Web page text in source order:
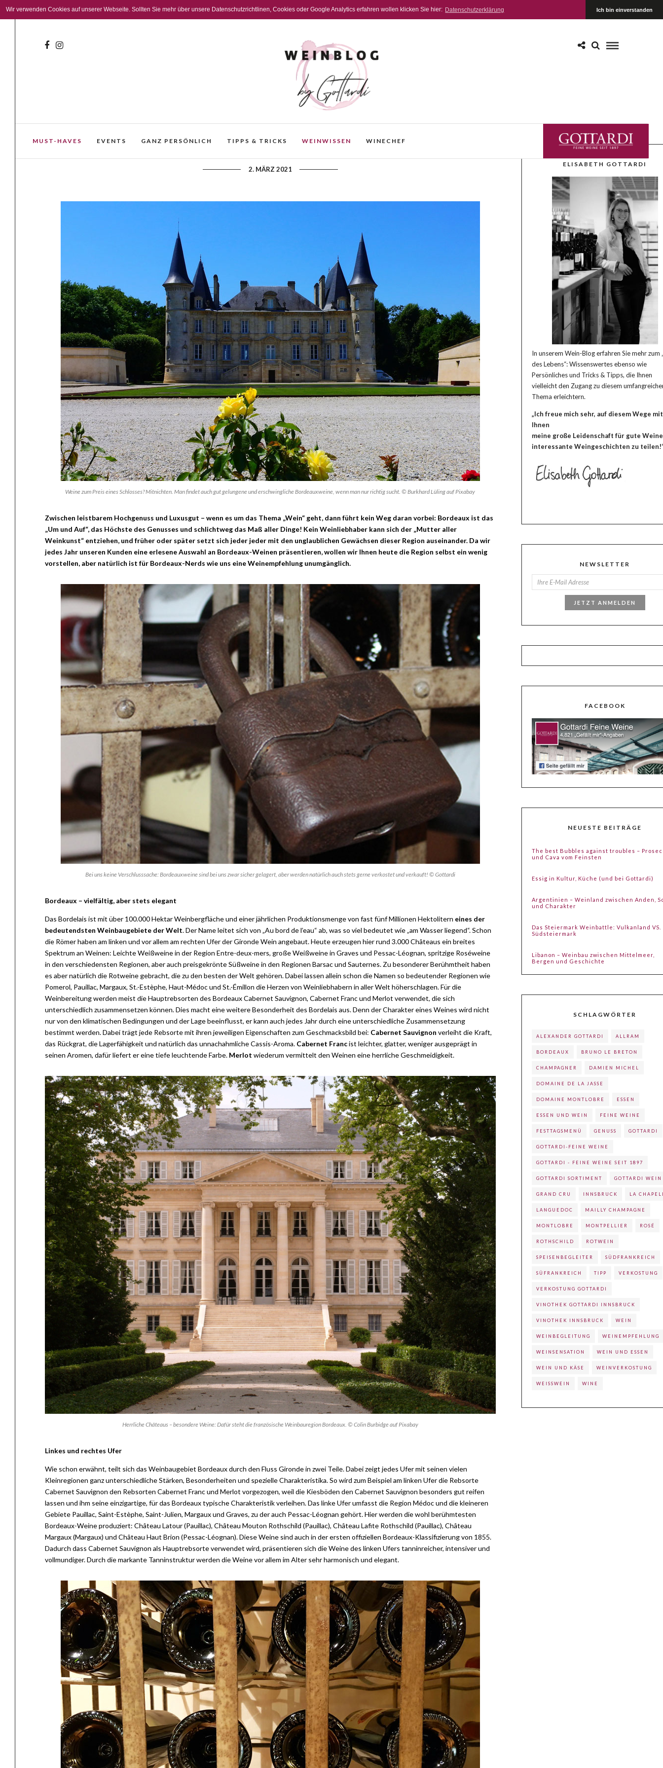
Wir verwenden Cookies auf unserer Webseite. Sollten Sie mehr über unsere Datenschutzrichtlinen, Cookies oder Google Analytics erfahren wollen klicken Sie hier: Datenschutzerklärung Ich bin einverstanden
MUST-HAVES EVENTS GANZ PERSÖNLICH TIPPS & TRICKS WEINWISSEN WINECHEF GOTTARDI FEINE WEINE
2. MÄRZ 2021
Weine zum Preis eines Schlosses? Mitnichten. Man findet auch gut gelungene und erschwingliche Bordeauxweine, wenn man nur richtig sucht. © Burkhard Lüling auf Pixabay
Zwischen leistbarem Hochgenuss und Luxusgut – wenn es um das Thema „Wein“ geht, dann führt kein Weg daran vorbei: Bordeaux ist das
„Um und Auf“, das Höchste des Genusses und schlichtweg das Maß aller Dinge! Kein Weinliebhaber kann sich der „Mutter aller
Weinkunst“ entziehen, und früher oder später setzt sich jeder jeder mit den unglaublichen Gewächsen dieser Region auseinander. Da wir
jedes Jahr unseren Kunden eine erlesene Auswahl an Bordeaux-Weinen präsentieren, wollen wir Ihnen heute die Region selbst ein wenig
vorstellen, aber natürlich ist für Bordeaux-Nerds wie uns eine Weinempfehlung unumgänglich.
Bei uns keine Verschlusssache: Bordeauxweine sind bei uns zwar sicher gelagert, aber werden natürlich auch stets gerne verkostet und verkauft! © Gottardi
Bordeaux – vielfältig, aber stets elegant
Das Bordelais ist mit über 100.000 Hektar Weinbergfläche und einer jährlichen Produktionsmenge von fast fünf Millionen Hektolitern eines der
bedeutendsten Weinbaugebiete der Welt. Der Name leitet sich von „Au bord de l’eau“ ab, was so viel bedeutet wie „am Wasser liegend“. Schon
die Römer haben am linken und vor allem am rechten Ufer der Gironde Wein angebaut. Heute erzeugen hier rund 3.000 Châteaus ein breites
Spektrum an Weinen: Leichte Weißweine in der Region Entre-deux-mers, große Weißweine in Graves und Pessac-Léognan, spritzige Roséweine
in den verschiedensten Regionen, aber auch preisgekrönte Süßweine in den Regionen Barsac und Sauternes. Zu besonderer Berühmtheit haben
es aber natürlich die Rotweine gebracht, die zu den besten der Welt gehören. Dabei lassen allein schon die Namen so bedeutender Regionen wie
Pomerol, Pauillac, Margaux, St.-Estèphe, Haut-Médoc und St.-Émillon die Herzen von Weinliebhabern in aller Welt höherschlagen. Für die
Weinbereitung werden meist die Hauptrebsorten des Bordeaux Cabernet Sauvignon, Cabernet Franc und Merlot verwendet, die sich
unterschiedlich zusammensetzen können. Dies macht eine weitere Besonderheit des Bordelais aus. Denn der Charakter eines Weines wird nicht
nur von den klimatischen Bedingungen und der Lage beeinflusst, er kann auch jedes Jahr durch eine unterschiedliche Zusammensetzung
bestimmt werden. Dabei trägt jede Rebsorte mit ihren jeweiligen Eigenschaften zum Geschmacksbild bei: Cabernet Sauvignon verleiht die Kraft,
das Rückgrat, die Lagerfähigkeit und natürlich das unnachahmliche Cassis-Aroma. Cabernet Francist leichter, glatter, weniger ausgeprägt in
seinen Aromen, dafür liefert er eine tiefe leuchtende Farbe. Merlot wiederum vermittelt den Weinen eine herrliche Geschmeidigkeit.
Herrliche Châteaus – besondere Weine: Dafür steht die französische Weinbauregion Bordeaux. © Colin Burbidge auf Pixabay
Linkes und rechtes Ufer
Wie schon erwähnt, teilt sich das Weinbaugebiet Bordeaux durch den Fluss Gironde in zwei Teile. Dabei zeigt jedes Ufer mit seinen vielen
Kleinregionen ganz unterschiedliche Stärken, Besonderheiten und spezielle Charakteristika. So wird zum Beispiel am linken Ufer die Rebsorte
Cabernet Sauvignon den Rebsorten Cabernet Franc und Merlot vorgezogen, weil die Kiesböden den Cabernet Sauvignon besonders gut reifen
lassen und ihm seine einzigartige, für das Bordeaux typische Charakteristik verleihen. Das linke Ufer umfasst die Region Médoc und die kleineren
Gebiete Pauillac, Saint-Estèphe, Saint-Julien, Margaux und Graves, zu der auch Pessac-Léognan gehört. Hier werden die wohl berühmtesten
Bordeaux-Weine produziert: Château Latour (Pauillac), Château Mouton Rothschild (Pauillac), Château Lafite Rothschild (Pauillac), Château
Margaux (Margaux) und Château Haut Brion (Pessac-Léognan). Diese Weine sind auch in der ersten offiziellen Bordeaux-Klassifizierung von 1855.
Dadurch dass Cabernet Sauvignon als Hauptrebsorte verwendet wird, präsentieren sich die Weine des linken Ufers tanninreicher, intensiver und
vollmundiger. Durch die markante Tanninstruktur werden die Weine vor allem im Alter sehr harmonisch und elegant.
ELISABETH GOTTARDI
In unserem Wein-Blog erfahren Sie mehr zum
des Lebens“: Wissenswertes ebenso wie
Persönliches und Tricks & Tipps, die Ihnen
vielleicht den Zugang zu diesem
Thema erleichtern.
„Ich freue mich sehr, auf diesem Wege mit
Ihnen
meine große Leidenschaft für gute
interessante Weingeschichten zu
NEWSLETTER
JETZT ANMELDEN
FACEBOOK
NEUESTE BEITRÄGE
The best Bubbles against troubles –
und Cava vom Feinsten
Essig in Kultur, Küche (und bei Gottardi)
Argentinien – Weinland zwischen Anden,
und Charakter
Das Steiermark Weinbattle: Vulkanland VS.
Südsteiermark
Libanon – Weinbau zwischen Mittelmeer,
Bergen und Geschichte
SCHLAGWÖRTER
ALEXANDER GOTTARDI ALLRAM
BORDEAUX BRUNO LE BRETON
CHAMPAGNER DAMIEN MICHEL
DOMAINE DE LA JASSE
DOMAINE MONTLOBRE ESSEN
ESSEN UND WEIN FEINE WEINE
FESTTAGSMENÜ GENUSS GOTTARDI
GOTTARDI-FEINE WEINE
GOTTARDI - FEINE WEINE SEIT 1897
GOTTARDI SORTIMENT GOTTARDI WEIN
GRAND CRU INNSBRUCK LA
LANGUEDOC MAILLY CHAMPAGNE
MONTLOBRE MONTPELLIER ROSÉ
ROTHSCHILD ROTWEIN
SPEISENBEGLEITER SÜDFRANKREICH
SÜFRANKREICH TIPP VERKOSTUNG
VERKOSTUNG GOTTARDI
VINOTHEK GOTTARDI INNSBRUCK
VINOTHEK INNSBRUCK WEIN
WEINBEGLEITUNG WEINEMPFEHLUNG
WEINSENSATION WEIN UND ESSEN
WEIN UND KÄSE WEINVERKOSTUNG
WEISSWEIN WINE